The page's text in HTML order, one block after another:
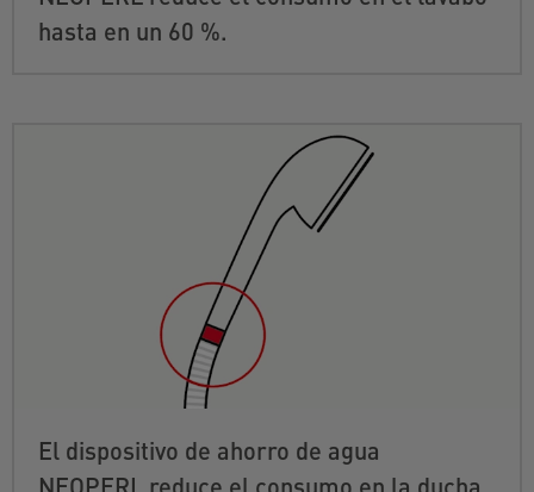
hasta en un 60 %.
El dispositivo de ahorro de agua